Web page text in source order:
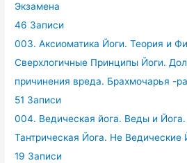
Экзамена
46 Записи
003. Аксиоматика Йоги. Теория и
Сверхлогичные Принципы Йоги.
причинения вреда. Брахмочарья -
51 Записи
004. Ведическая йога. Веды и
Тантрическая Йога. Не Ведические
19 Записи